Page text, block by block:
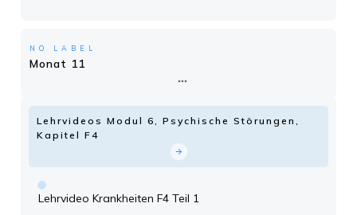
NO LABEL
Monat 11
Lehrvideos Modul 6, Psychische Störungen,
Kapitel F4
Lehrvideo Krankheiten F4 Teil 1